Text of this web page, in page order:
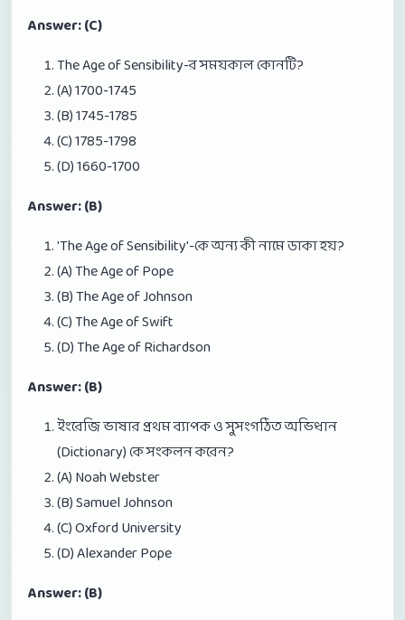
Answer: (C)
The Age of Sensibility-র সময়কাল কোনটি?
(A) 1700-1745
(B) 1745-1785
(C) 1785-1798
(D) 1660-1700
Answer: (B)
'The Age of Sensibility'-কে অন্য কী নামে ডাকা হয়?
(A) The Age of Pope
(B) The Age of Johnson
(C) The Age of Swift
(D) The Age of Richardson
Answer: (B)
ইংরেজি ভাষার প্রথম ব্যাপক ও সুসংগঠিত অভিধান
(Dictionary) কে সংকলন করেন?
(A) Noah Webster
(B) Samuel Johnson
(C) Oxford University
(D) Alexander Pope
Answer: (B)